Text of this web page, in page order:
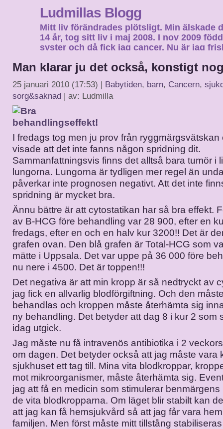
Ludmillas Blogg
Mitt liv förändrades plötsligt. Min älskade
14 år, tog sitt liv i maj 2008. I nov 2009
syster och då fick jag cancer. Nu är jag
Man klarar ju det också, konstigt
25 januari 2010 (17:53) | Babytiden, barn, Cancern,
sorg&saknad | av: Ludmilla
I fredags tog men ju prov från ryggmärgsvätskan
visade att det inte fanns någon spridning dit.
Sammanfattningsvis finns det alltså bara tumör i
lungorna. Lungorna är tydligen mer regel än
påverkar inte prognosen negativt. Att det inte
spridning är mycket bra.
Ännu bättre är att cytostatikan har så bra effekt.
av B-HCG före behandling var 28 900, efter en
fredags, efter en och en halv kur 3200!! Det är
grafen ovan. Den blå grafen är Total-HCG som
mätte i Uppsala. Det var uppe på 36 000 före
nu nere i 4500. Det är toppen!!!
Det negativa är att min kropp är så nedtryckt av
jag fick en allvarlig blodförgiftning. Och den
behandlas och kroppen måste återhämta sig
ny behandling. Det betyder att dag 8 i kur 2 som
idag utgick.
Jag måste nu få intravenös antibiotika i 2
om dagen. Det betyder också att jag måste vara
sjukhuset ett tag till. Mina vita blodkroppar,
mot mikroorganismer, måste återhämta sig.
jag att få en medicin som stimulerar
de vita blodkropparna. Om läget blir stabilt kan
att jag kan få hemsjukvård så att jag får vara
familjen. Men först måste mitt tillstång